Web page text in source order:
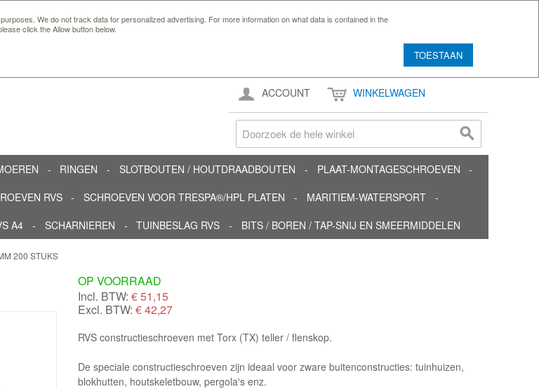
We do not track data for personalized advertising. For more information on what data is contained in the
click the Allow button below.
TOESTAAN
ACCOUNT WINKELWAGEN
RINGEN SLOTBOUTEN / HOUTDRAADBOUTEN
PLAAT-MONTAGESCHROEVEN
RVS SCHROEVEN VOOR TRESPA®/HPL PLATEN
MARITIEM-WATERSPORT
A4 SCHARNIEREN TUINBESLAG RVS BITS / BOREN / TAP-SNIJ EN SMEERMIDDELEN
200 STUKS
OP VOORRAAD
Incl. BTW: €51,15
Excl. BTW: € 42,27
RVS constructieschroeven met Torx (TX) teller / flenskop.
De speciale constructieschroeven zijn ideaal voor zware buitenconstructies: tuinhuizen,
blokhutten, houtskeletbouw, pergola's enz.